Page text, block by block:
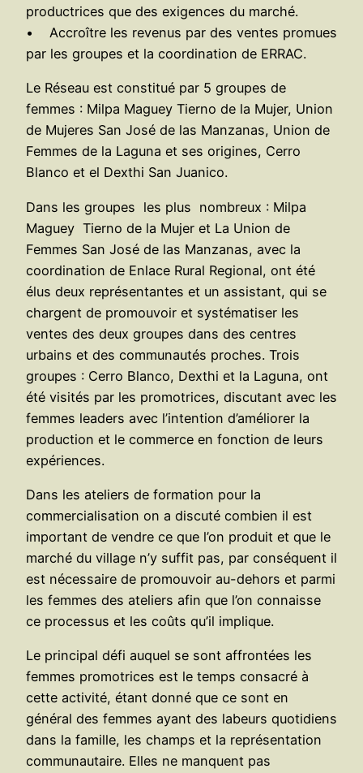
productrices que des exigences du marché.
• Accroître les revenus par des ventes promues
par les groupes et la coordination de ERRAC.
Le Réseau est constitué par 5 groupes de
femmes : Milpa Maguey Tierno de la Mujer, Union
de Mujeres San José de las Manzanas, Union de
Femmes de la Laguna et ses origines, Cerro
Blanco et el Dexthi San Juanico.
Dans les groupes les plus nombreux : Milpa
Maguey Tierno de la Mujer et La Union de
Femmes San José de las Manzanas, avec la
coordination de Enlace Rural Regional, ont été
élus deux représentantes et un assistant, qui se
chargent de promouvoir et systématiser les
ventes des deux groupes dans des centres
urbains et des communautés proches. Trois
groupes : Cerro Blanco, Dexthi et la Laguna, ont
été visités par les promotrices, discutant avec les
femmes leaders avec l’intention d’améliorer la
production et le commerce en fonction de leurs
expériences.
Dans les ateliers de formation pour la
commercialisation on a discuté combien il est
important de vendre ce que l’on produit et que le
marché du village n’y suffit pas, par conséquent il
est nécessaire de promouvoir au-dehors et parmi
les femmes des ateliers afin que l’on connaisse
ce processus et les coûts qu’il implique.
Le principal défi auquel se sont affrontées les
femmes promotrices est le temps consacré à
cette activité, étant donné que ce sont en
général des femmes ayant des labeurs quotidiens
dans la famille, les champs et la représentation
communautaire. Elles ne manquent pas